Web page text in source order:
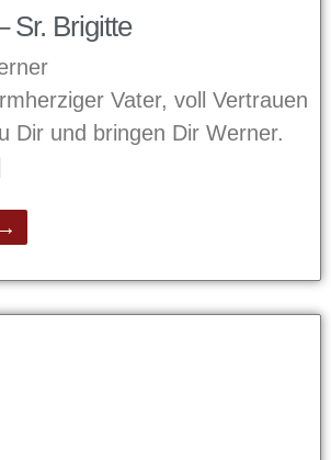
Sr. Brigitte
Vater, voll Vertrauen
Dir und bringen Dir Werner.